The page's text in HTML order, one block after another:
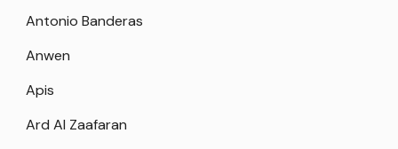
Antonio Banderas
Anwen
Apis
Ard Al Zaafaran